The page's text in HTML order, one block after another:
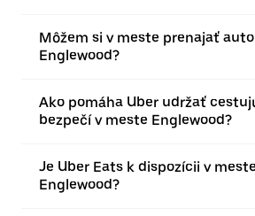
Môžem si v meste prenajať auto
Englewood?
Ako pomáha Uber udržať
bezpečí v meste Englewood?
Je Uber Eats k dispozícii v meste
Englewood?